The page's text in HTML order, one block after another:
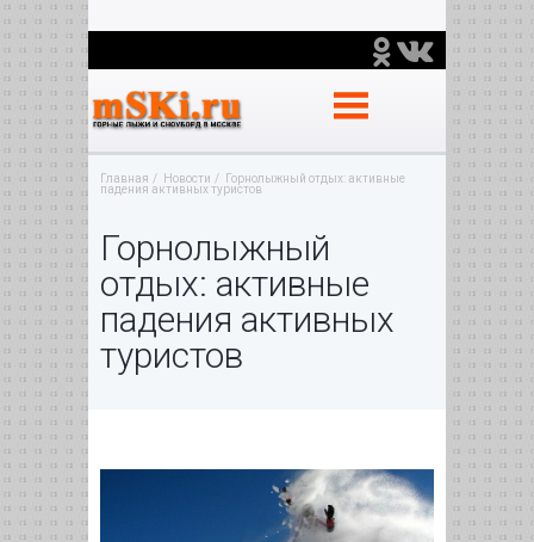
Главная Новости
Горнолыжный отдых: активные
падения активных туристов
Горнолыжный
отдых: активные
падения активных
туристов